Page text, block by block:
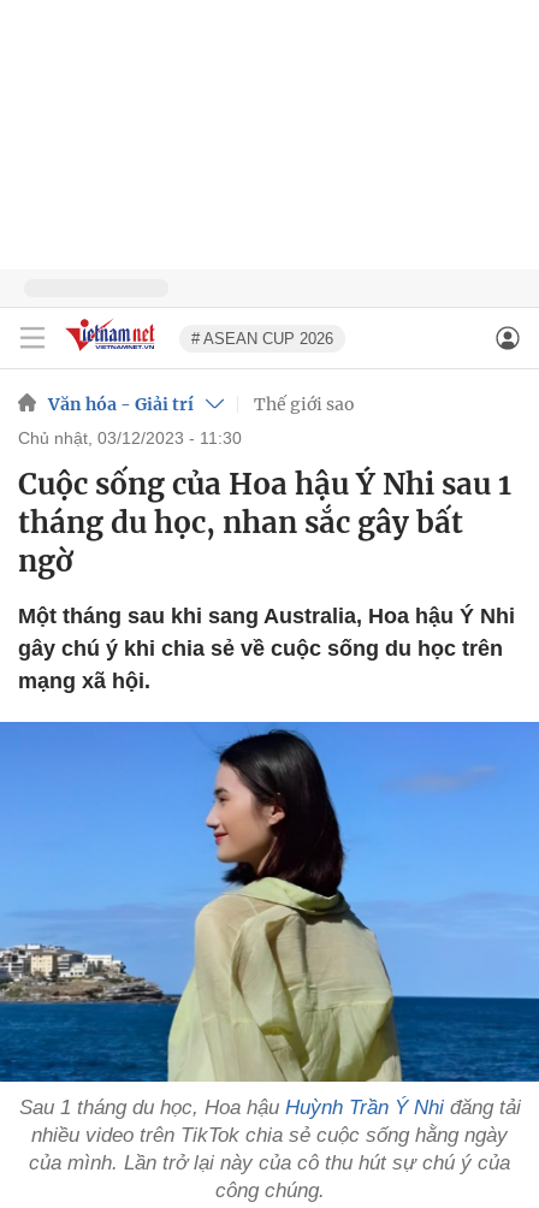
# ASEAN CUP 2026
Văn hóa - Giải trí Thế giới sao
chủ nhật, 03/12/2023 - 11:30
Cuộc sống của Hoa hậu Ý Nhi sau 1
tháng du học, nhan sắc gây bất
ngờ
Một tháng sau khi sang Australia, Hoa hậu Ý Nhi
gây chú ý khi chia sẻ về cuộc sống du học trên
mạng xã hội.
Sau 1 tháng du học, Hoa hậu Huỳnh Trần Ý Nhiđăng tải
nhiều video trên TikTok chia sẻ cuộc sống hằng ngày
của mình. Lần trở lại này của cô thu hút sự chú ý của
công chúng.